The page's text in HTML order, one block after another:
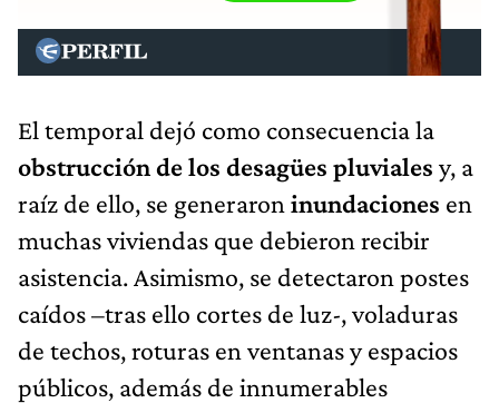
El temporal dejó como consecuencia la
obstrucción de los desagües pluviales y, a
raíz de ello, se generaron inundaciones en
muchas viviendas que debieron recibir
asistencia. Asimismo, se detectaron postes
caídos –tras ello cortes de luz-, voladuras
de techos, roturas en ventanas y espacios
públicos, además de innumerables